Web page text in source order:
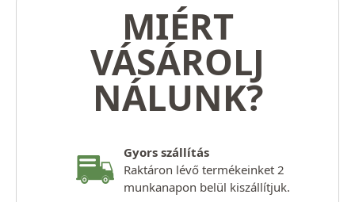
MIÉRT
VÁSÁROLJ
NÁLUNK?
Gyors szállítás
Raktáron lévő termékeinket 2
munkanapon belül kiszállítjuk.